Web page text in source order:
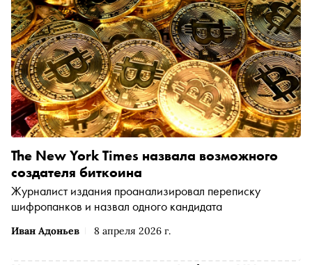
Иван Адоньев 8 апреля 2026 г.
The New York Times назвала возможного
создателя биткоина
Журналист издания проанализировал переписку
шифропанков и назвал одного кандидата